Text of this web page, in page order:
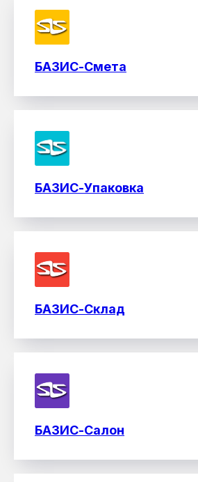
БАЗИС-Смета
БАЗИС-Упаковка
БАЗИС-Склад
БАЗИС-Салон